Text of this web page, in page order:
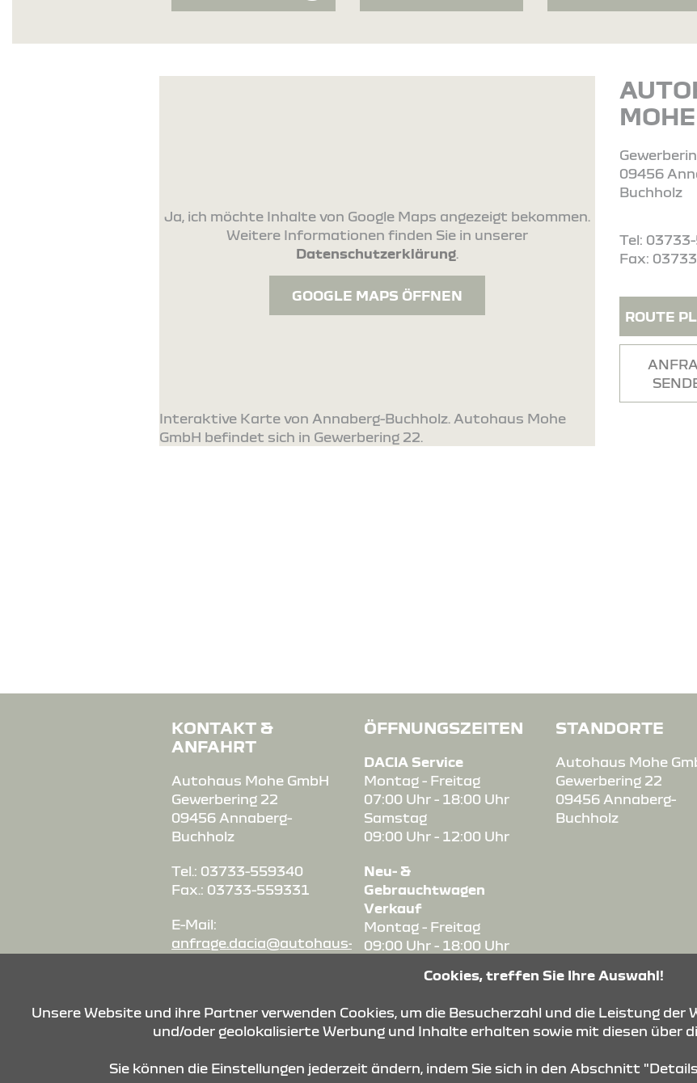
Ja, ich möchte Inhalte von Google Maps angezeigt bekommen.
Weitere Informationen finden Sie in unserer
Datenschutzerklärung.
GOOGLE MAPS ÖFFNEN
Interaktive Karte von Annaberg-Buchholz. Autohaus Mohe
GmbH befindet sich in Gewerbering 22.
09456
Buchholz
Tel:
Fax:
ROUTE
KONTAKT &
ANFAHRT
Autohaus Mohe GmbH
Gewerbering 22
09456 Annaberg-
Buchholz
Tel.: 03733-559340
Fax.: 03733-559331
E-Mail:
anfrage.dacia@autohaus-
ÖFFNUNGSZEITEN
DACIA Service
Montag - Freitag
07:00 Uhr - 18:00 Uhr
Samstag
09:00 Uhr - 12:00 Uhr
Neu- &
Gebrauchtwagen
Verkauf
Montag - Freitag
09:00 Uhr - 18:00 Uhr
09:00 Uhr - 12:00 Uhr
Ersatzteile-Verkauf
Montag - Freitag
STANDORTE
Autohaus Mohe
Gewerbering 22
09456 Annaberg-
Buchholz
Cookies, treffen Sie Ihre Auswahl!
Unsere Website und ihre Partner verwenden Cookies, um die Besucherzahl und die Leistung
und/oder geolokalisierte Werbung und Inhalte erhalten sowie mit diesen über
Sie können die Einstellungen jederzeit ändern, indem Sie sich in den Abschnitt